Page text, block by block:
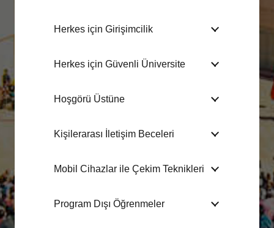
Herkes için Girişimcilik
Herkes için Güvenli Üniversite
Hoşgörü Üstüne
Kişilerarası İletişim Beceleri
Mobil Cihazlar ile Çekim Teknikleri
Program Dışı Öğrenmeler